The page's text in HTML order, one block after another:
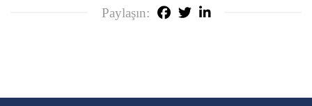
Paylaşın: